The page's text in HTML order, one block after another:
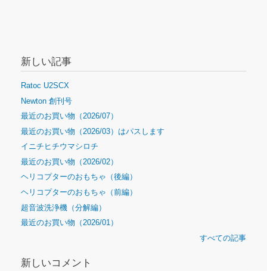
新しい記事
Ratoc U2SCX
Newton 創刊号
最近のお買い物（2026/07）
最近のお買い物（2026/03）はパスします
イニチヒチウマシロチ
最近のお買い物（2026/02）
ヘリコプターのおもちゃ（後編）
ヘリコプターのおもちゃ（前編）
超音波洗浄機（分解編）
最近のお買い物（2026/01）
すべての記事
新しいコメント